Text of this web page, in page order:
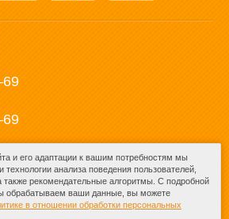
и его адаптации к вашим потребностям мы
анализа поведения пользователей,
также рекомендательные алгоритмы. С подробной
обрабатываем ваши данные, вы можете
в отношении обработки персональных